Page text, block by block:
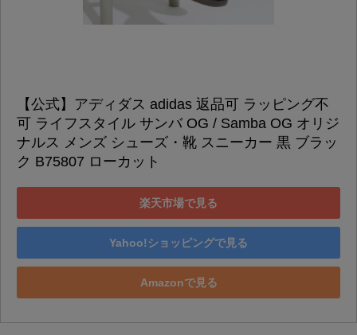
【公式】アディダス adidas 返品可 ラッピング不
可 ライフスタイル サンバ OG / Samba OG オリジ
ナルス メンズ シューズ・靴 スニーカー 黒 ブラッ
ク B75807 ローカット
楽天市場で見る
Yahoo!ショッピングで見る
Amazonで見る